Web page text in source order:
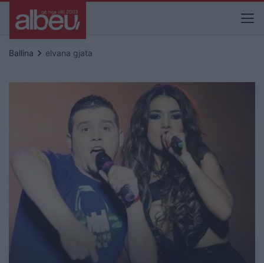
Ballina keyboard_arrow_right elvana gjata